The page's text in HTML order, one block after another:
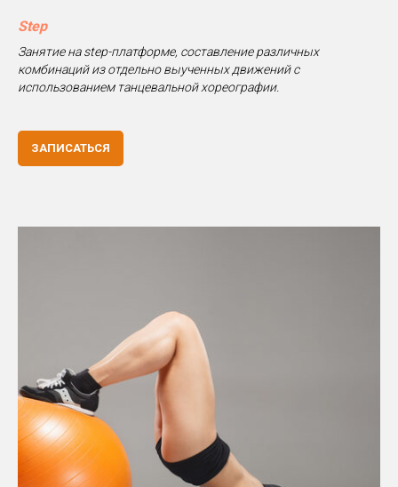
Step
Занятие на step-платформе, составление различных
комбинаций из отдельно выученных движений с
использованием танцевальной хореографии.
ЗАПИСАТЬСЯ